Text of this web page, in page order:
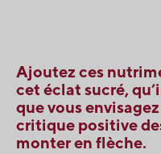
Ajoutez ces
cet éclat sucré,
que vous
critique positive
monter en flèche.